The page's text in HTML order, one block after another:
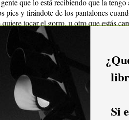
que lo está recibiendo que la tengo
pies y tirándote de los pantalones
tocar el gorro, u otro que estás
vos ves que le llegás a la gente
que todo lo que está diciendo la letra
mensaje como el que me toca
abierto, que yo siento que en su gran
van a disfrutar realmente. Porque yo
digo, está todo bien con el Concurso,
tuve la suerte después de Carnaval de
excelentes.
Si